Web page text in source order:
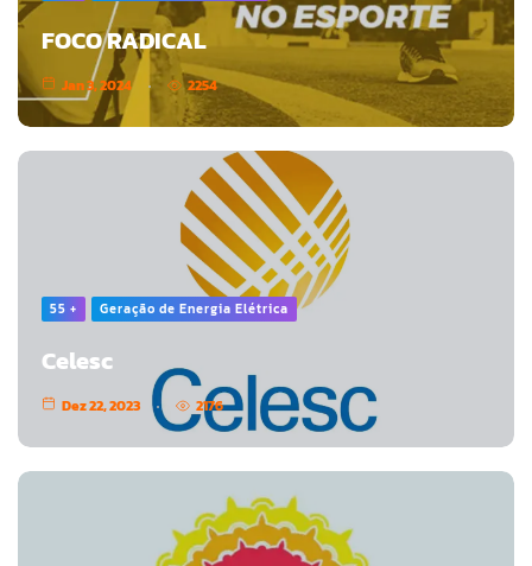
FOCO RADICAL
Jan 3, 2024 2254
55 + Geração de Energia Elétrica
Celesc
Dez 22, 2023 2176